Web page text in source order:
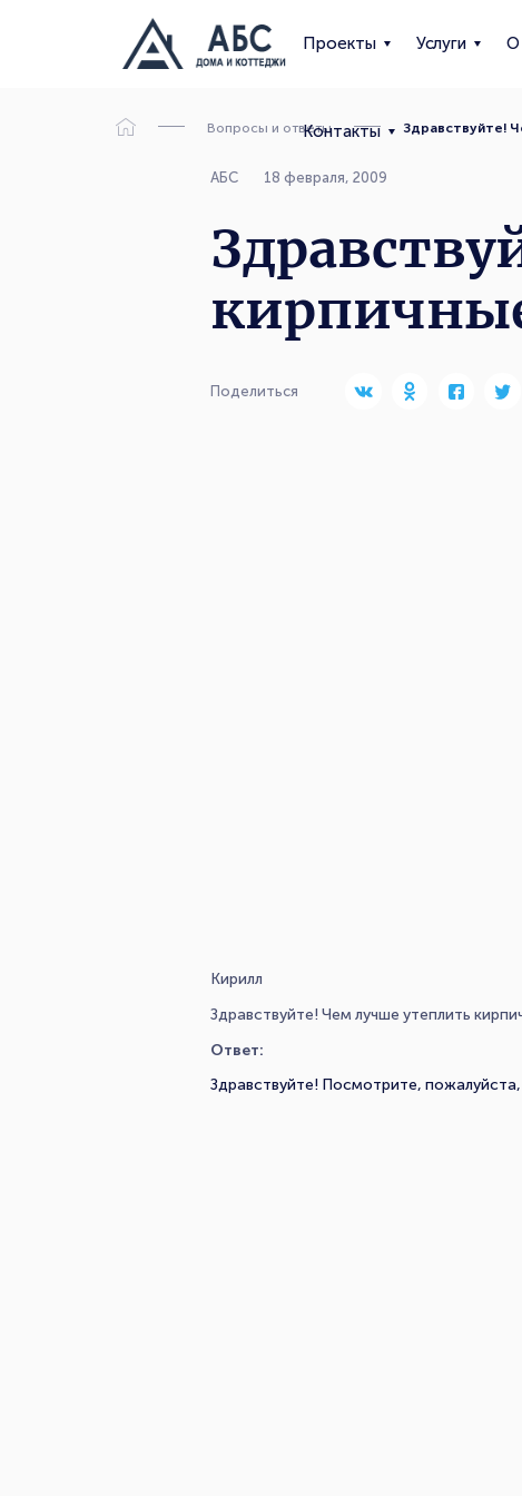
Проекты Услуги О
Контакты
Вопросы и ответы Здравствуйте!
АБС 18 февраля, 2009
Поделиться
Кирилл
Здравствуйте! Чем лучше утеплить
Ответ:
Здравствуйте! Посмотрите,